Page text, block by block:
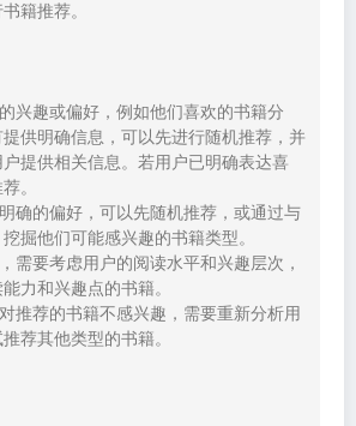
籍推荐。
兴趣或偏好，例如他们喜欢的书籍分
供明确信息，可以先进行随机推荐，并
提供相关信息。若用户已明确表达喜
。
确的偏好，可以先随机推荐，或通过与
掘他们可能感兴趣的书籍类型。
需要考虑用户的阅读水平和兴趣层次，
力和兴趣点的书籍。
推荐的书籍不感兴趣，需要重新分析用
荐其他类型的书籍。